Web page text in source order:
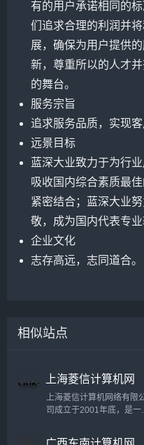
有的用户承诺相同的
们追求合理的利润并
展，确保为用户提供
新，尊重所以的人才
的舞台。
服务宗旨
追求服务品质，实现客
远景目标
蓝深大业致力于为行
吸收国内综合素质最
紧密结合；蓝深大业
敬，成为国内代表专
企业文化
志存高远，志同道合。
相似站点
上海菱信计算机网
络有限公司
上海菱信计算机网络有限
司成立于2001年底，是一
数据、布线、语音、监控、